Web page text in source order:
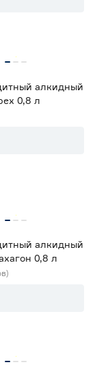
11
алкидный
0,8 л
алкидный
0,8 л